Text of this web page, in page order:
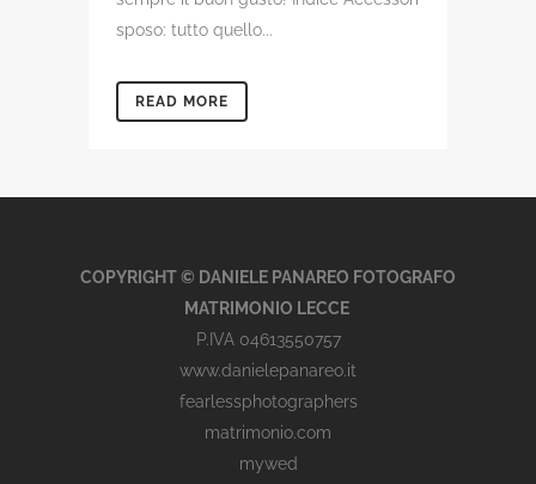
sposo: tutto quello...
READ MORE
COPYRIGHT © DANIELE PANAREO FOTOGRAFO
MATRIMONIO LECCE
P.IVA 04613550757
www.danielepanareo.it
fearlessphotographers
matrimonio.com
mywed